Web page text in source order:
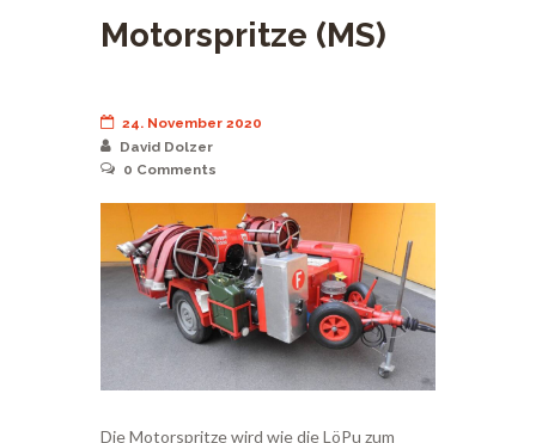
Motorspritze (MS)
24. November 2020
David Dolzer
0 Comments
Die Motorspritze wird wie die LöPu zum